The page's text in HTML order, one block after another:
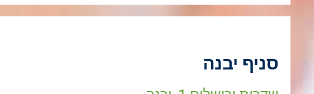
סניף יבנה